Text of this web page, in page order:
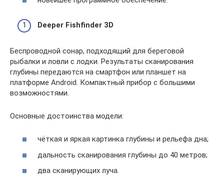
Deeper Fishfinder 3D
Беспроводной сонар, подходящий для береговой
рыбалки и ловли с лодки. Результаты сканирования
глубины передаются на смартфон или планшет на
платформе Android. Компактный прибор с большими
возможностями.
Основные достоинства модели:
чёткая и яркая картинка глубины и рельефа дна;
дальность сканирования глубины до 40 метров;
два сканирующих луча.